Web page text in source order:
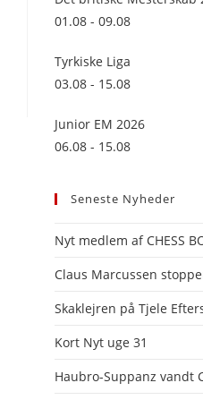
01.08 - 09.08
Tyrkiske Liga
03.08 - 15.08
Junior EM 2026
06.08 - 15.08
Seneste Nyheder
Nyt medlem af CHESS
Claus Marcussen
Skaklejren på Tjele
Kort Nyt uge 31
Haubro-Suppanz vandt